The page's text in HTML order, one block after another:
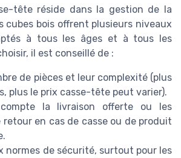
tête réside dans la gestion de la
cubes bois offrent plusieurs niveaux
à tous les âges et à tous les
il est conseillé de :
de pièces et leur complexité (plus
plus le prix casse-tête peut varier).
la livraison offerte ou les
en cas de casse ou de produit
normes de sécurité, surtout pour les